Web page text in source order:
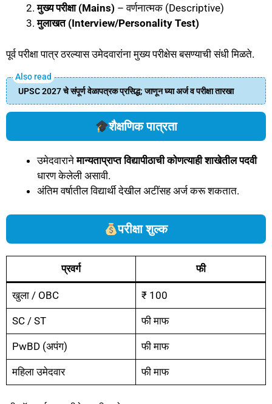
मुख्य परीक्षा (Mains) – वर्णनात्मक (Descriptive)
मुलाखत (Interview/Personality Test)
पूर्व परीक्षा पात्र ठरल्यास उमेदवारांना मुख्य परीक्षेस बसण्याची संधी मिळते.
UPSC 2027 चे संपूर्ण वेळापत्रक प्रसिद्ध; जाणून घ्या अर्ज व परीक्षा तारखा
शैक्षणिक पात्रता
उमेदवारानेमान्यताप्राप्त विद्यापीठाची कोणत्याही शाखेतील पदवी
धारण केलेली असावी.
अंतिम वर्षातील विद्यार्थी देखील अटींसह अर्ज करू शकतात.
परीक्षा शुल्क
प्रवर्ग फी
खुला / OBC ₹ 100
SC / ST फी माफ
PwBD (अपंग) फी माफ
महिला उमेदवार फी माफ